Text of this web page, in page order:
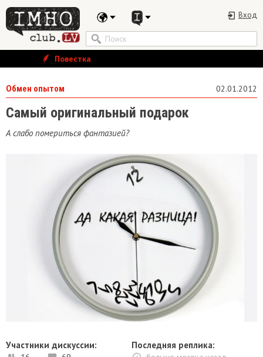
Вход
Повестка
Обмен опытом 02.01.2012
Самый оригинальный подарок
А слабо помериться фантазией?
Участники дискуссии: Последняя реплика: